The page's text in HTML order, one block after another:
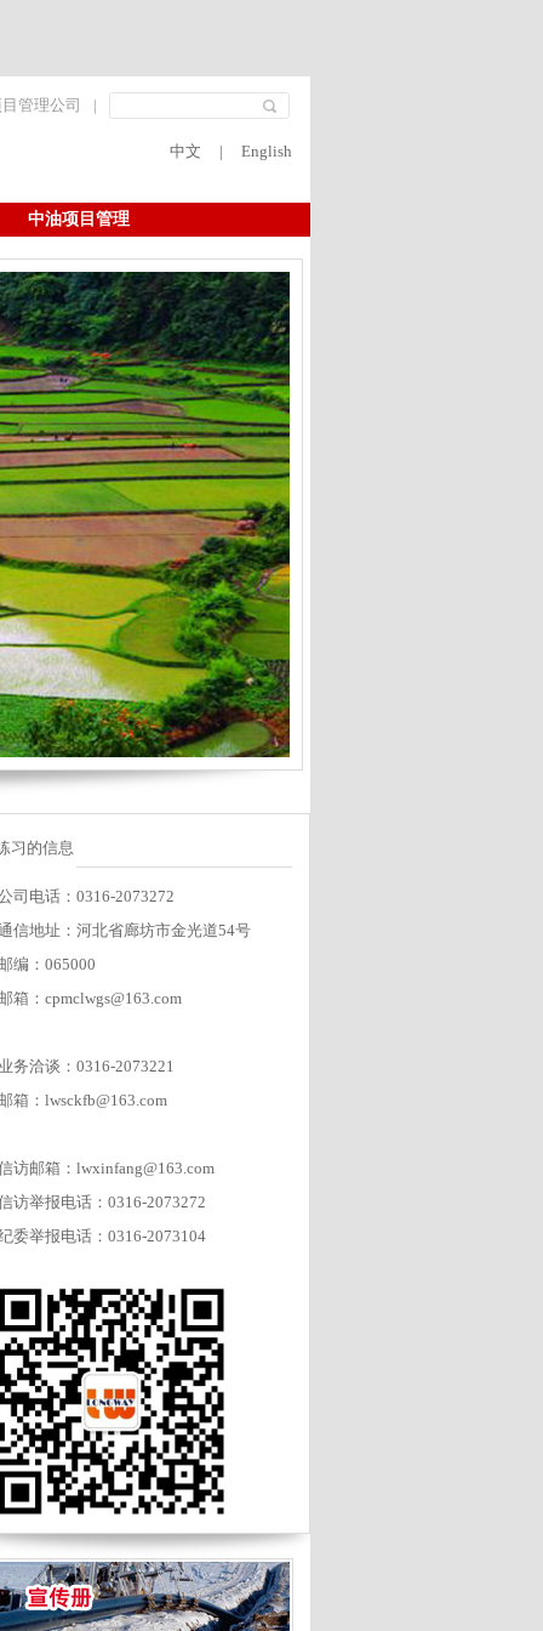
管理公司 |
中文 | English
中油项目管理
习的信息
司电话：0316-2073272
信地址：河北省廊坊市金光道54号
编：065000
箱：cpmclwgs@163.com
务洽谈：0316-2073221
箱：lwsckfb@163.com
访邮箱：lwxinfang@163.com
访举报电话：0316-2073272
委举报电话：0316-2073104